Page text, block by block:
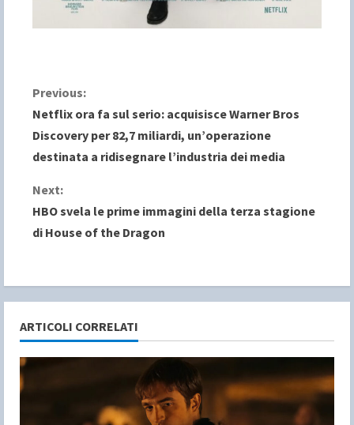
C
o
n
t
i
u
e
R
Previous:
Netflix ora fa sul serio: acquisisce Warner Bros
Discovery per 82,7 miliardi, un’operazione
destinata a ridisegnare l’industria dei media
Next:
HBO svela le prime immagini della terza stagione
di House of the Dragon
ARTICOLI CORRELATI